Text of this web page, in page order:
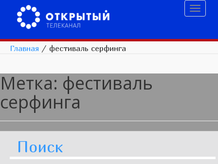
Главная / фестиваль серфинга
Метка: фестиваль
серфинга
Поиск